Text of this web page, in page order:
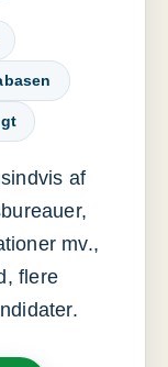
af
mv.,
flere